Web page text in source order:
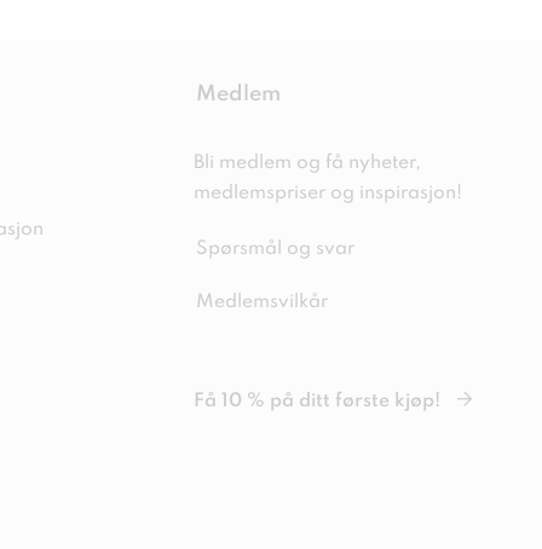
Medlem
Bli medlem og få nyheter,
medlemspriser og inspirasjon!
Spørsmål og svar
Medlemsvilkår
Få 10 % på ditt første kjøp!